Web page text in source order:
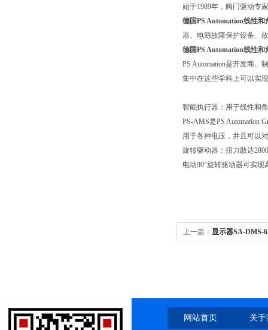
始于1989年，阀门驱动专
德国PS Automation线性
器、电源故障保护设备、
德国PS Automation线性
PS Automation是开发商、
集中在这些学科上可以实
智能执行器：用于线性和
PS-AMS是PS Automation
用于各种电压，并且可以
旋转驱动器：扭力敢达
电动90°旋转驱动器可实现
上一篇： 显示器SA-DMS-
网站首页 关